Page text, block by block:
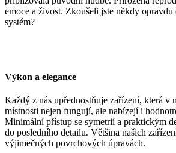
emoce a živost. Zkoušeli jste někdy
systém?
Výkon a elegance
Každý z nás upřednostňuje zařízení, která v
místnosti nejen fungují, ale nabízejí i
Minimální přístup se symetrií a praktickým
do posledního detailu. Většina našich
výjimečných povrchových úpravách.